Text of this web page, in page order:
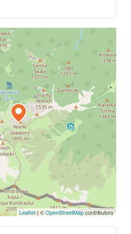
Leaflet|©OpenStreetMapcontributors